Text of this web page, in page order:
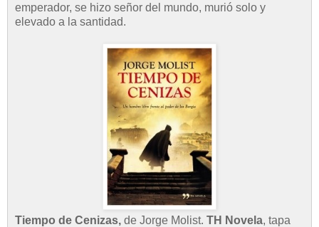
emperador, se hizo señor del mundo, murió solo y
elevado a la santidad.
Tiempo de Cenizas, de Jorge Molist. TH Novela, tapa